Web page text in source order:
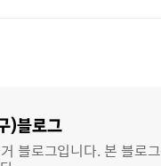
)블로그
블로그입니다. 본 블로